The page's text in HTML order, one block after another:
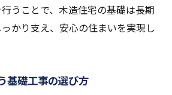
うことで、木造住宅の基礎は長期
かり支え、安心の住まいを実現し
基礎工事の選び方